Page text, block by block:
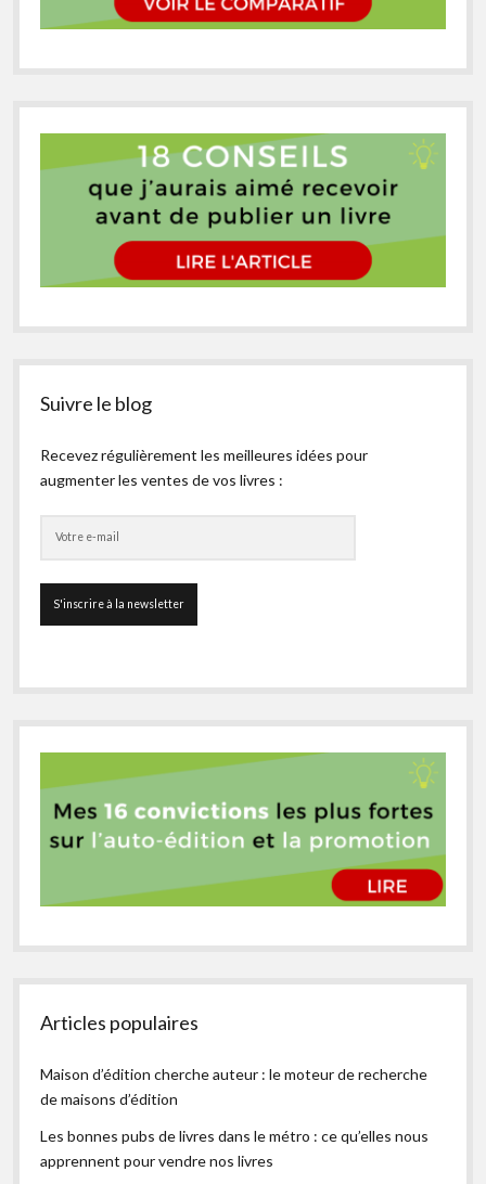
Suivre le blog
Recevez régulièrement les meilleures idées pour
augmenter les ventes de vos livres :
Articles populaires
Maison d’édition cherche auteur : le moteur de recherche
de maisons d’édition
Les bonnes pubs de livres dans le métro : ce qu’elles nous
apprennent pour vendre nos livres